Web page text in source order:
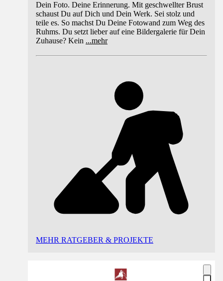
Dein Foto. Deine Erinnerung. Mit geschwellter Brust
schaust Du auf Dich und Dein Werk. Sei stolz und
teile es. So machst Du Deine Fotowand zum Weg des
Ruhms. Du setzt lieber auf eine Bildergalerie für Dein
Zuhause? Kein ...mehr
MEHR RATGEBER & PROJEKTE